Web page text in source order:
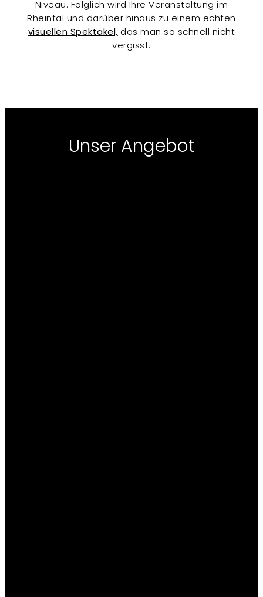
Niveau. Folglich wird Ihre Veranstaltung im
Rheintal und darüber hinaus zu einem echten
visuellen Spektakel, das man so schnell nicht
vergisst.
Unser Angebot